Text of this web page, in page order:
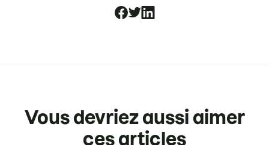
Vous devriez aussi aimer
ces articles